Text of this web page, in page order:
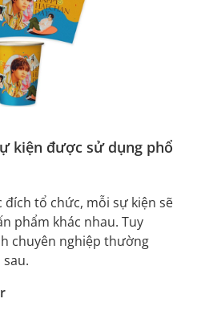
kiện được sử dụng phổ
đích tổ chức, mỗi sự kiện sẽ
phẩm khác nhau. Tuy
chuyên nghiệp thường